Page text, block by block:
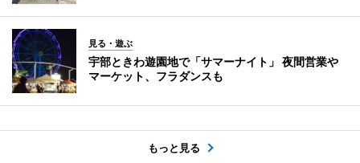
見る・遊ぶ
宇部ときわ遊園地で「サマーナイト」 夜間営業や
マーケット、フラダンスも
もっと見る